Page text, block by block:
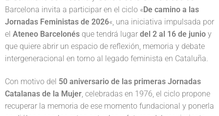
Barcelona invita a participar en el ciclo «De camino a las
Jornadas Feministas de 2026«, una iniciativa impulsada por
el Ateneo Barcelonés que tendrá lugar del 2 al 16 de junio y
que quiere abrir un espacio de reflexión, memoria y debate
intergeneracional en torno al legado feminista en Cataluña.
Con motivo del 50 aniversario de las primeras Jornadas
Catalanas de la Mujer, celebradas en 1976, el ciclo propone
recuperar la memoria de ese momento fundacional y ponerla